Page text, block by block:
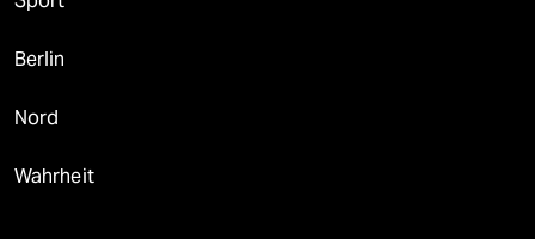
Berlin
Nord
Wahrheit